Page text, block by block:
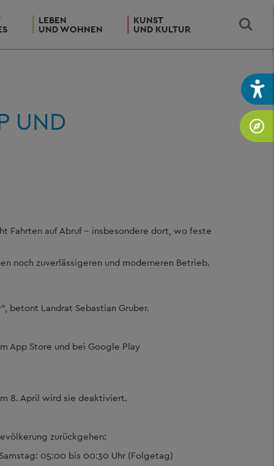
LEBEN
UND WOHNEN
KUNST
UND KULTUR
UND
Fahrten auf Abruf – insbesondere dort, wo feste
noch zuverlässigeren und moderneren Betrieb.
betont Landrat Sebastian Gruber.
App Store und bei Google Play
8. April wird sie deaktiviert.
zurückgehen:
05:00 bis 00:30 Uhr (Folgetag)